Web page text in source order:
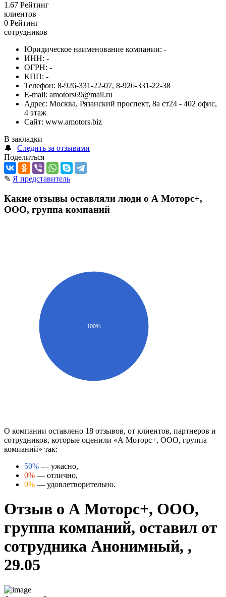
1.67 Рейтинг
клиентов
0 Рейтинг
сотрудников
Юридическое наименование компании: -
ИНН: -
ОГРН: -
КПП: -
Телефон: 8-926-331-22-07, 8-926-331-22-38
E-mail: amotors69@mail.ru
Адрес: Москва, Рязанский проспект, 8а ст24 - 402 офис,
4 этаж
Сайт: www.amotors.biz
В закладки
🔔
Следить за отзывами
Поделиться
✎ Я представитель
Какие отзывы оставляли люди о А Моторс+,
ООО, группа компаний
100%
О компании оставлено 18 отзывов, от клиентов, партнеров и
сотрудников, которые оценили «А Моторс+, ООО, группа
компаний» так:
50% — ужасно,
0% — отлично,
0% — удовлетворительно.
Отзыв о А Моторс+, ООО,
группа компаний, оставил от
сотрудника Анонимный, ,
29.05